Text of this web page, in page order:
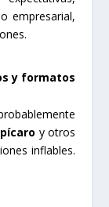
empresarial,
y formatos
y otros
inflables.